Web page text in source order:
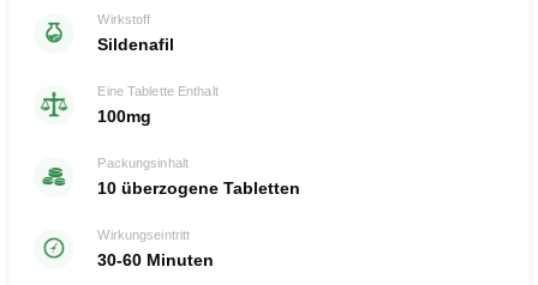
Wirkstoff
Sildenafil
Eine Tablette Enthalt
100mg
Packungsinhalt
10 überzogene Tabletten
Wirkungseintritt
30-60 Minuten